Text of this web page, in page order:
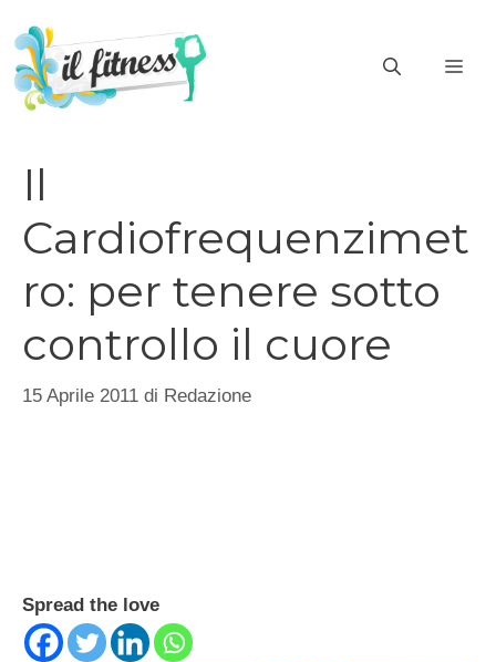
contenuto
Il
Cardiofrequenzimet
ro: per tenere sotto
controllo il cuore
15 Aprile 2011 di Redazione
Spread the love